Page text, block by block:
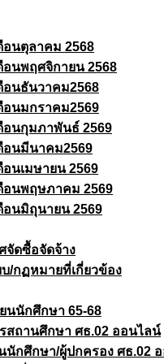
อนตุลาคม 2568
อนพฤศจิกายน 2568
อนธันวาคม2568
อนมกราคม2569
อนกุมภาพันธ์ 2569
อนมีนาคม2569
อนเมษายน 2569
อนพฤษภาคม 2569
อนมิถุนายน 2569
จัดซื้อจัดจ้าง
บ/กฏหมายที่เกี่ยวข้อง
นนักศึกษา 65-68
สถานศึกษา ศธ.02 ออนไลน์
นักศึกษา/ผู้ปกครอง ศธ.02